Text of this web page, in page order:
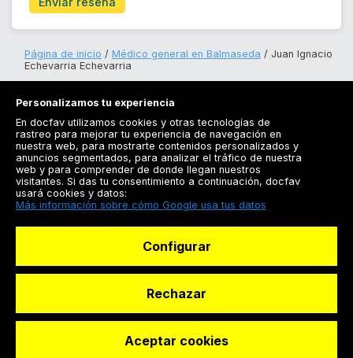
Página de inicio Médico general en Balmaseda
Juan Ignacio
Echevarria Echevarria
Registrarse
Docfav
© Dashboard Technologies S.L
Personalizamos tu experiencia
En docfav utilizamos cookies y otras tecnologías de
rastreo para mejorar tu experiencia de navegación en
nuestra web, para mostrarte contenidos personalizados y
anuncios segmentados, para analizar el tráfico de nuestra
web y para comprender de donde llegan nuestros
visitantes. Si das tu consentimiento a continuación, docfav
usará cookies y datos:
Más información sobre cómo Google usa tus datos
Configurar
Rechazar
Aceptar cookies